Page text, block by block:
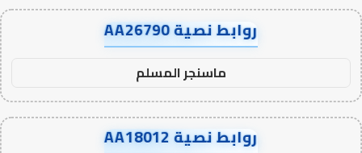
روابط نصية AA26790
ماسنجر المسلم
روابط نصية AA18012